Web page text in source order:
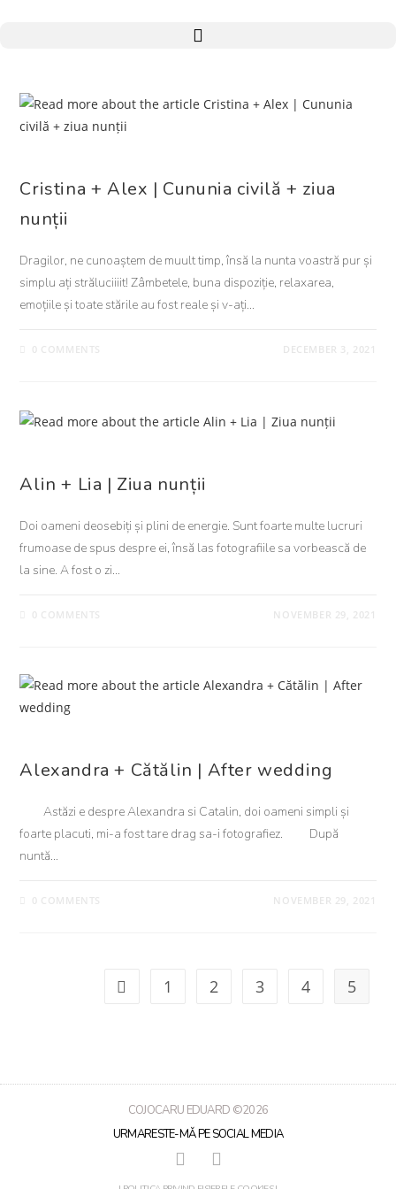
Cristina + Alex | Cununia civilă + ziua
nunții
Dragilor, ne cunoaștem de muult timp, însă la nunta voastră pur și
simplu ați străluciiiit! Zâmbetele, buna dispoziție, relaxarea,
emoțiile și toate stările au fost reale și v-ați…
0 COMMENTS DECEMBER 3, 2021
Alin + Lia | Ziua nunții
Doi oameni deosebiți și plini de energie. Sunt foarte multe lucruri
frumoase de spus despre ei, însă las fotografiile sa vorbească de
la sine. A fost o zi…
0 COMMENTS NOVEMBER 29, 2021
Alexandra + Cătălin | After wedding
Astăzi e despre Alexandra si Catalin, doi oameni simpli și
foarte placuti, mi-a fost tare drag sa-i fotografiez. După
nuntă…
0 COMMENTS NOVEMBER 29, 2021
1 2 3 4 5
COJOCARU EDUARD ©2026
URMARESTE-MǍ PE SOCIAL MEDIA